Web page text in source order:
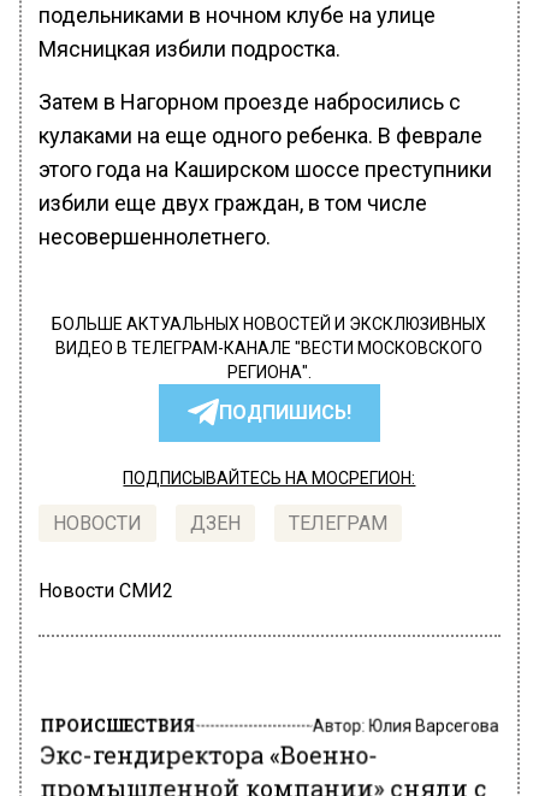
подельниками в ночном клубе на улице
Мясницкая избили подростка.
Затем в Нагорном проезде набросились с
кулаками на еще одного ребенка. В феврале
этого года на Каширском шоссе преступники
избили еще двух граждан, в том числе
несовершеннолетнего.
БОЛЬШЕ АКТУАЛЬНЫХ НОВОСТЕЙ И ЭКСКЛЮЗИВНЫХ
ВИДЕО В ТЕЛЕГРАМ-КАНАЛЕ "ВЕСТИ МОСКОВСКОГО
РЕГИОНА".
ПОДПИШИСЬ!
ПОДПИСЫВАЙТЕСЬ НА МОСРЕГИОН:
НОВОСТИ ДЗЕН ТЕЛЕГРАМ
Новости СМИ2
ПРОИСШЕСТВИЯ Автор:Юлия Варсегова
Экс-гендиректора «Военно-
промышленной компании» сняли с